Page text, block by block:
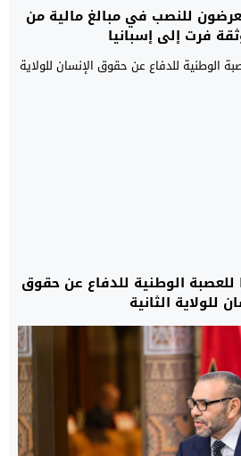
للنصب في مبالغ مالية من
فرت إلى إسبانيا
الوطنية للدفاع عن حقوق
للولاية الثانية